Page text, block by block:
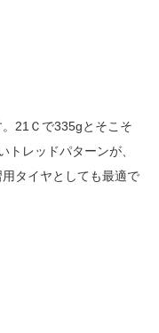
21Ｃで335gとそこそ
トレッドパターンが、
タイヤとしても最適で